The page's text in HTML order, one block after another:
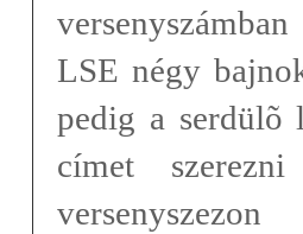
LSE négy
pedig a serdülõ
címet